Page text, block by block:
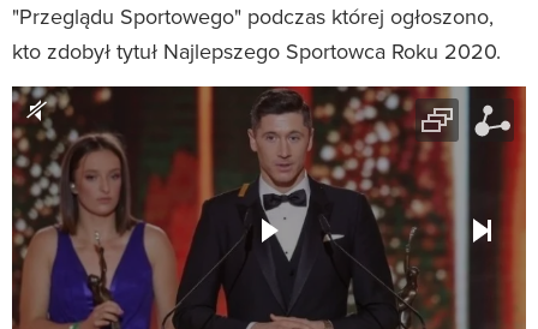
"Przeglądu Sportowego" podczas której ogłoszono,
kto zdobył tytuł Najlepszego Sportowca Roku 2020.